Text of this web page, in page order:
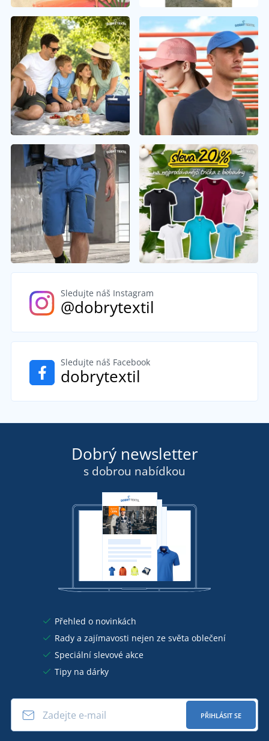
Sledujte náš Instagram
@dobrytextil
Sledujte náš Facebook
dobrytextil
Dobrý newsletter
s dobrou nabídkou
Přehled o novinkách
Rady a zajímavosti nejen ze světa oblečení
Speciální slevové akce
Tipy na dárky
PŘIHLÁSIT SE